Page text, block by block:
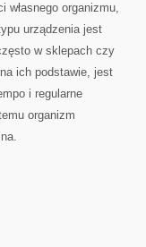
własnego organizmu,
urządzenia jest
w sklepach czy
ich podstawie, jest
i regularne
organizm